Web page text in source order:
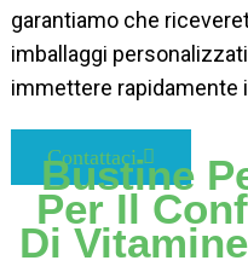
garantiamo che
imballaggi
immettere rapidamente
Contattaci
Bustine
Per Il
Di